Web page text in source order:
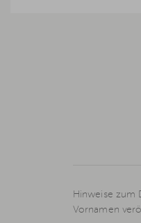
Hinweise zum
Vornamen